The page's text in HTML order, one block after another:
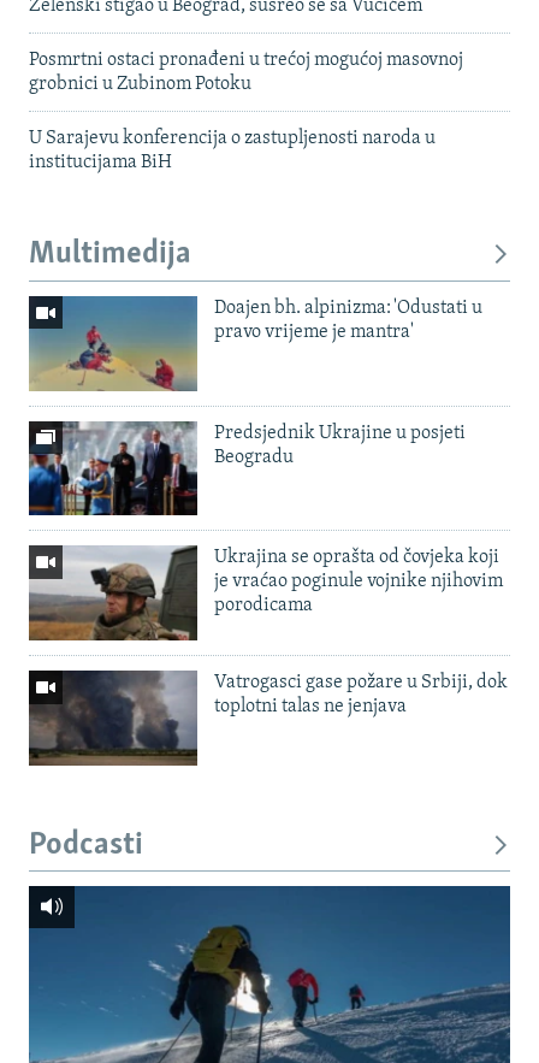
Zelenski stigao u Beograd, susreo se sa Vučićem
Posmrtni ostaci pronađeni u trećoj mogućoj masovnoj
grobnici u Zubinom Potoku
U Sarajevu konferencija o zastupljenosti naroda u
institucijama BiH
Multimedija
Doajen bh. alpinizma: 'Odustati u
pravo vrijeme je mantra'
Predsjednik Ukrajine u posjeti
Beogradu
Ukrajina se oprašta od čovjeka koji
je vraćao poginule vojnike njihovim
porodicama
Vatrogasci gase požare u Srbiji, dok
toplotni talas ne jenjava
Podcasti